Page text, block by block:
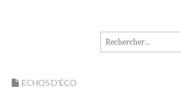
MADININ'ART
Rechercher :
ECHOS D'ÉCO